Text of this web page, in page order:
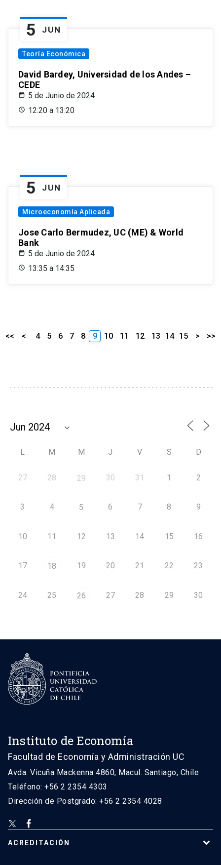
5 JUN
Teoría Económica
David Bardey, Universidad de los Andes –
CEDE
5 de Junio de 2024
12:20 a 13:20
5 JUN
Microeconomía Aplicada
Jose Carlo Bermudez, UC (ME) & World
Bank
5 de Junio de 2024
13:35 a 14:35
<< < 4 5 6 7 8 9 10 11 12 13 14 15 > >>
L M M J V S D
27 28 29 30 31 1 2
3 4 5 6 7 8 9
10 11 12 13 14 15 16
17 18 19 20 21 22 23
24 25 26 27 28 29 30
Instituto de Economía
Facultad de Economía y Administración UC
Avda. Vicuña Mackenna 4860, Macul. Santiago, Chile
Teléfono: +56 2 2354 4303
Dirección de Postgrado: +56 2 2354 4028
ACREDITACIÓN